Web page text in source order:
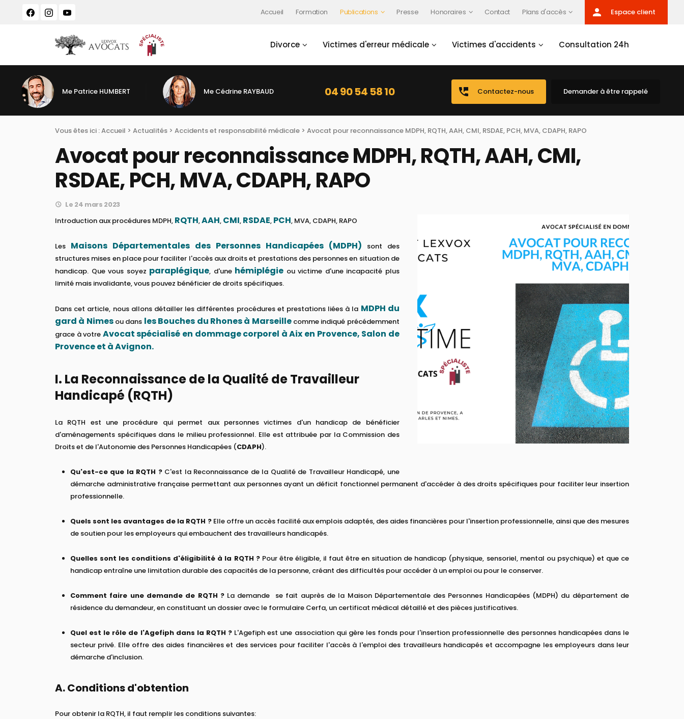
Accueil Formation Publications Presse Honoraires Contact Plans d'accès person Espace client
Divorce Victimes d'erreur médicale Victimes d'accidents Consultation 24h
Me Patrice HUMBERT Me Cédrine RAYBAUD 04 90 54 58 10 perm_phone_msg Contactez-nous Demander à être rappelé
Vous êtes ici :Accueil > Actualités > Accidents et responsabilité médicale > Avocat pour reconnaissance MDPH, RQTH, AAH, CMI, RSDAE, PCH, MVA, CDAPH, RAPO
Avocat pour reconnaissance MDPH, RQTH, AAH, CMI,
RSDAE, PCH, MVA, CDAPH, RAPO
Le 24 mars 2023
Introduction aux procédures MDPH, RQTH,AAH, CMI, RSDAE, PCH, MVA, CDAPH, RAPO
Les Maisons Départementales des Personnes Handicapées (MDPH) sont des
structures mises en place pour faciliter l'accès aux droits et prestations des personnes en situation de
handicap. Que vous soyez paraplégique, d'une hémiplégie ou victime d'une incapacité plus
limité mais invalidante, vous pouvez bénéficier de droits spécifiques.
Dans cet article, nous allons détailler les différentes procédures et prestations liées à la MDPH du
gard à Nimesou dans les Bouches du Rhones à Marseillecomme indiqué précédemment
grace à votre Avocat spécialisé en dommage corporel à Aix en Provence, Salon de
Provence et à Avignon.
I. La Reconnaissance de la Qualité de Travailleur
Handicapé (RQTH)
La RQTH est une procédure qui permet aux personnes victimes d'un handicap de bénéficier
d'aménagements spécifiques dans le milieu professionnel. Elle est attribuée par la Commission des
Droits et de l'Autonomie des Personnes Handicapées (CDAPH).
Qu'est-ce que la RQTH ?C'est la Reconnaissance de la Qualité de Travailleur Handicapé, une
démarche administrative française permettant aux personnes ayant un déficit fonctionnel permanent d'accéder à des droits spécifiques pour faciliter leur insertion
professionnelle.
Quels sont les avantages de la RQTH ?Elle offre un accès facilité aux emplois adaptés, des aides financières pour l'insertion professionnelle, ainsi que des mesures
de soutien pour les employeurs qui embauchent des travailleurs handicapés.
Quelles sont les conditions d'éligibilité à la RQTH ?Pour être éligible, il faut être en situation de handicap (physique, sensoriel, mental ou psychique) et que ce
handicap entraîne une limitation durable des capacités de la personne, créant des difficultés pour accéder à un emploi ou pour le conserver.
Comment faire une demande de RQTH ?La demande se fait auprès de la Maison Départementale des Personnes Handicapées (MDPH) du département de
résidence du demandeur, en constituant un dossier avec le formulaire Cerfa, un certificat médical détaillé et des pièces justificatives.
Quel est le rôle de l'Agefiph dans la RQTH ? L'Agefiph est une association qui gère les fonds pour l'insertion professionnelle des personnes handicapées dans le
secteur privé. Elle offre des aides financières et des services pour faciliter l'accès à l'emploi des travailleurs handicapés et accompagne les employeurs dans leur
démarche d'inclusion.
A. Conditions d'obtention
Pour obtenir la RQTH, il faut remplir les conditions suivantes: